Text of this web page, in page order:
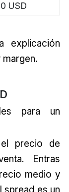
USD
explicación
para un
precio de
Entras
medio y